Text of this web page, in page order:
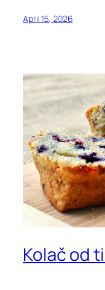
April 15, 2026
Kolač od